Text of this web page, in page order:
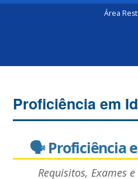
Área
Proficiência em
🗣️ Proficiência
Requisitos, Exames